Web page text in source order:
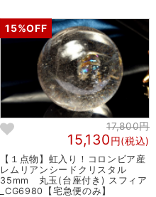
15%OFF
17,800円
15,130円(税込)
【１点物】虹入り！コロンビア産
レムリアンシードクリスタル
35mm 丸玉(台座付き) スフィア
_CG6980【宅急便のみ】